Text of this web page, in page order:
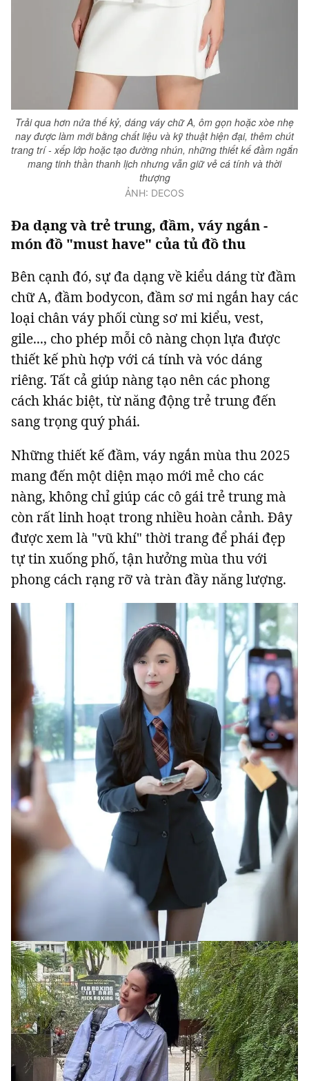
Trải qua hơn nửa thế kỷ, dáng váy chữ A, ôm gọn hoặc xòe nhẹ
nay được làm mới bằng chất liệu và kỹ thuật hiện đại, thêm chút
trang trí - xếp lớp hoặc tạo đường nhún, những thiết kế đầm ngắn
mang tinh thần thanh lịch nhưng vẫn giữ vẻ cá tính và thời
thượng
ẢNH: DECOS
Đa dạng và trẻ trung, đầm, váy ngắn -
món đồ "must have" của tủ đồ thu
Bên cạnh đó, sự đa dạng về kiểu dáng từ đầm
chữ A, đầm bodycon, đầm sơ mi ngắn hay các
loại chân váy phối cùng sơ mi kiểu, vest,
gile..., cho phép mỗi cô nàng chọn lựa được
thiết kế phù hợp với cá tính và vóc dáng
riêng. Tất cả giúp nàng tạo nên các phong
cách khác biệt, từ năng động trẻ trung đến
sang trọng quý phái.
Những thiết kế đầm, váy ngắn mùa thu 2025
mang đến một diện mạo mới mẻ cho các
nàng, không chỉ giúp các cô gái trẻ trung mà
còn rất linh hoạt trong nhiều hoàn cảnh. Đây
được xem là "vũ khí" thời trang để phái đẹp
tự tin xuống phố, tận hưởng mùa thu với
phong cách rạng rỡ và tràn đầy năng lượng.